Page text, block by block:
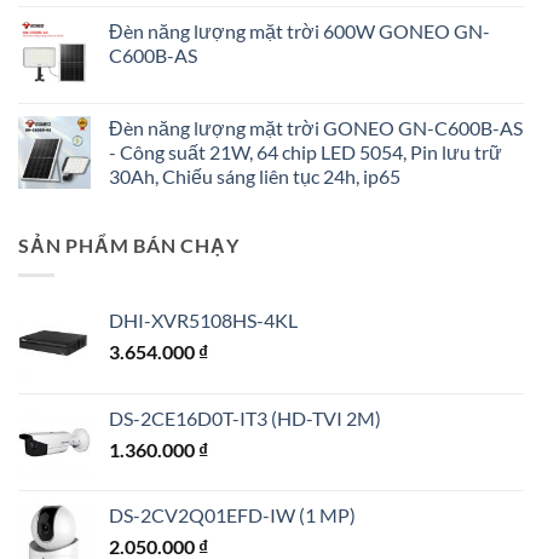
Đèn năng lượng mặt trời 600W GONEO GN-
C600B-AS
Đèn năng lượng mặt trời GONEO GN-C600B-AS
- Công suất 21W, 64 chip LED 5054, Pin lưu trữ
30Ah, Chiếu sáng liên tục 24h, ip65
SẢN PHẨM BÁN CHẠY
DHI-XVR5108HS-4KL
3.654.000 ₫
DS-2CE16D0T-IT3 (HD-TVI 2M)
1.360.000 ₫
DS-2CV2Q01EFD-IW (1 MP)
2.050.000 ₫